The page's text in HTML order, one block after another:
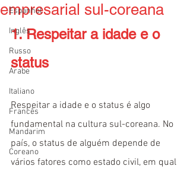
Espanhol
Inglês
Russo
Árabe
Italiano
Francês
Mandarim
Coreano
empresarial sul-coreana
1. Respeitar a idade e o
status
Respeitar a idade e o status é algo
fundamental na cultura sul-coreana. No
país, o status de alguém depende de
vários fatores como estado civil, em qual